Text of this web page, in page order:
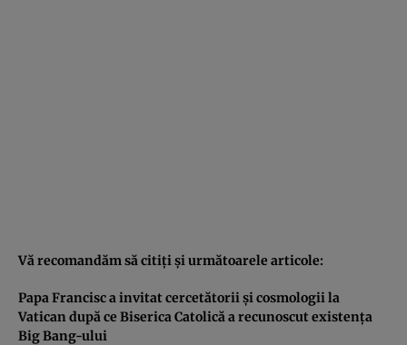
Vă recomandăm să citiţi şi următoarele articole:
Papa Francisc a invitat cercetătorii şi cosmologii la
Vatican după ce Biserica Catolică a recunoscut existenţa
Big Bang-ului